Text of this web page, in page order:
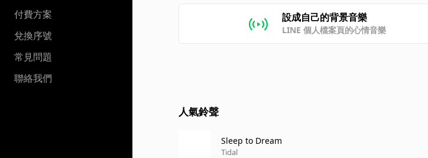
付費方案
兌換序號
常見問題
聯絡我們
設成自己的背景音樂
LINE 個人檔案頁的心情音樂
人氣鈴聲
Sleep to Dream
Tidal